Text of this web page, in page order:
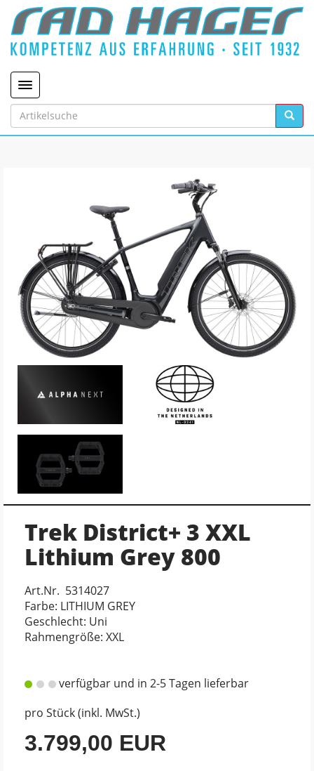
Toggle navigation
Trek District+ 3 XXL
Lithium Grey 800
Art.Nr. 5314027
Farbe: LITHIUM GREY
Geschlecht: Uni
Rahmengröße: XXL
verfügbar und in 2-5 Tagen lieferbar
pro Stück (inkl. MwSt.)
3.799,00 EUR